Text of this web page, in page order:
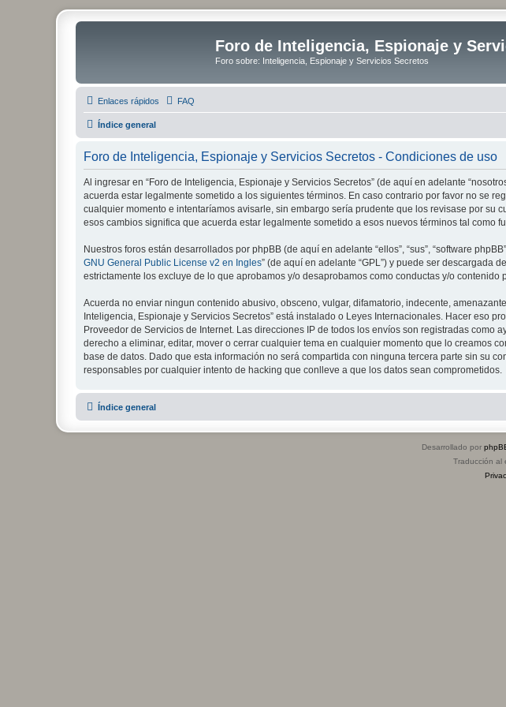
Foro de Inteligencia, Espionaje y
Foro sobre: Inteligencia, Espionaje y Servicios Secretos
Enlaces rápidos FAQ
Índice general
Foro de Inteligencia, Espionaje y Servicios Secretos - Condiciones de uso
Al ingresar en “Foro de Inteligencia, Espionaje y Servicios Secretos” (de aquí en adelante
acuerda estar legalmente sometido a los siguientes términos. En caso contrario por favor no se
cualquier momento e intentaríamos avisarle, sin embargo sería prudente que los revisase por su
esos cambios significa que acuerda estar legalmente sometido a esos nuevos términos tal como
Nuestros foros están desarrollados por phpBB (de aquí en adelante “ellos”, “sus”, “software
GNU General Public License v2 en Ingles” (de aquí en adelante “GPL”) y puede ser descargada de
estrictamente los excluye de lo que aprobamos y/o desaprobamos como conductas y/o
Acuerda no enviar ningun contenido abusivo, obsceno, vulgar, difamatorio, indecente,
Inteligencia, Espionaje y Servicios Secretos” está instalado o Leyes Internacionales. Hacer eso
Proveedor de Servicios de Internet. Las direcciones IP de todos los envíos son registradas como
derecho a eliminar, editar, mover o cerrar cualquier tema en cualquier momento que lo creamos
base de datos. Dado que esta información no será compartida con ninguna tercera parte sin su
responsables por cualquier intento de hacking que conlleve a que los datos sean comprometidos.
Índice general
Desarrollado por
Traducción al